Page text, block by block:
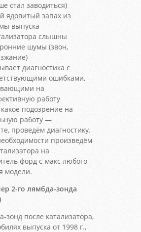
стал заводиться)
ядовитый запах из
выпуска
слышны
шумы (звон,
диагностика с
ошибками,
на
работу
подозрение на
работу —
проведём диагностику.
произведём
на
форд с-макс любого
модели.
2-го лямбда-зонда
зонд после катализатора,
выпуска от 1998 г.,